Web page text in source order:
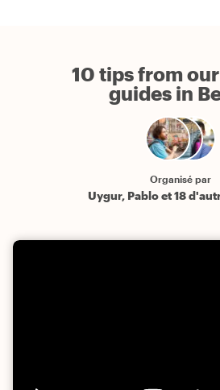
10 tips from
guides in
Organisé par
Uygur, Pablo et 18